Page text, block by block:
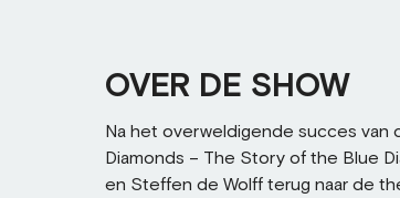
OVER DE SHOW
Na het overweldigende succes van
Diamonds – The Story of the Blue
en Steffen de Wolff terug naar de